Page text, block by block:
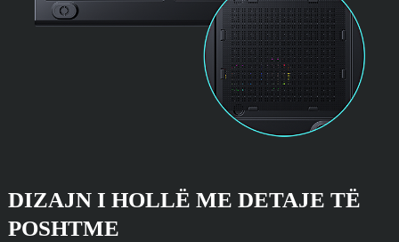
DIZAJN I HOLLË ME DETAJE TË
POSHTME